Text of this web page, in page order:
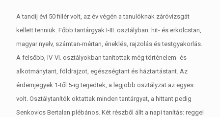
A tandíj évi 50 fillér volt, az év végén a tanulóknak záróvizsgát
kellett tenniük. Főbb tantárgyak I-III. osztályban: hit- és erkölcstan,
magyar nyelv, számtan-mértan, éneklés, rajzolás és testgyakorlás.
A felsőbb, IV-VI. osztályokban tanítottak még történelem- és
alkotmánytant, földrajzot, egészségtant és háztartástant. Az
érdemjegyek 1-től 5-ig terjedtek, a legjobb osztályzat az egyes
volt. Osztálytanítók oktattak minden tantárgyat, a hittant pedig
Senkovics Bertalan plébános. Két részből állt a napi tanítás: reggel